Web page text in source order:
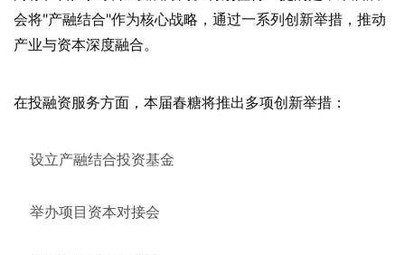
会将"产融结合"作为核心战略，通过一系列创新举措，推动
产业与资本深度融合。
在投融资服务方面，本届春糖将推出多项创新举措：
设立产融结合投资基金
举办项目资本对接会